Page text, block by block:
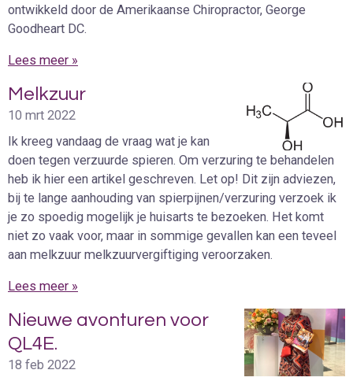
ontwikkeld door de Amerikaanse Chiropractor, George
Goodheart DC.
Lees meer »
Melkzuur
10 mrt 2022
Ik kreeg vandaag de vraag wat je kan
doen tegen verzuurde spieren. Om verzuring te behandelen
heb ik hier een artikel geschreven. Let op! Dit zijn adviezen,
bij te lange aanhouding van spierpijnen/verzuring verzoek ik
je zo spoedig mogelijk je huisarts te bezoeken. Het komt
niet zo vaak voor, maar in sommige gevallen kan een teveel
aan melkzuur melkzuurvergiftiging veroorzaken.
Lees meer »
Nieuwe avonturen voor
QL4E.
18 feb 2022